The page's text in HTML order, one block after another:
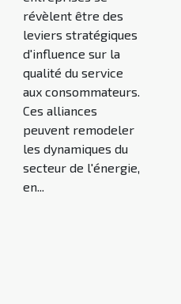
révèlent être des
leviers stratégiques
d'influence sur la
qualité du service
aux consommateurs.
Ces alliances
peuvent remodeler
les dynamiques du
secteur de l'énergie,
en...